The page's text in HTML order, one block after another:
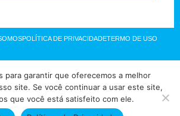
POLÍTICA DE PRIVACIDADETERMO DE USO
Soluções = Atualizado pelo Consórcio de
– AGS2 = Hospedado em
para garantir que oferecemos a melhor
site. Se você continuar a usar este site,
que você está satisfeito com ele.